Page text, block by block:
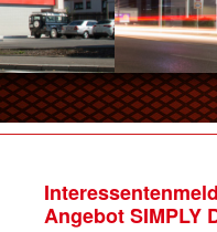
Snack&Shop
Aktuelle Spritpreise
LPG/Flüssiggas
Deutschland Card
Angebot SIMPLY